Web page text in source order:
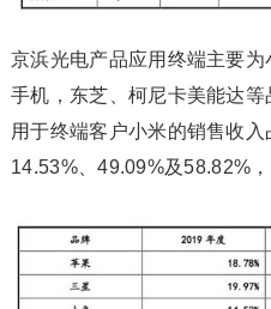
京浜光电产品应用终端主要
手机，东芝、柯尼卡美能达
用于终端客户小米的销售收
14.53%、49.09%及58.82%，